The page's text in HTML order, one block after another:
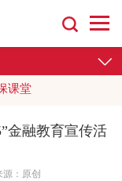
课堂
金融教育宣传活
源：原创